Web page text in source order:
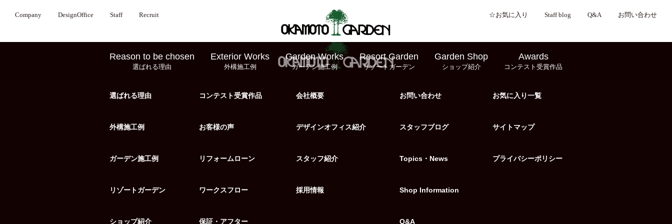
Company DesignOffice Staff Recruit ☆お気に入り Staff blog Q&A お問い合わせ
Reason to be chosen
選ばれる理由
Exterior Works
外構施工例
Garden Works
ガーデン施工例
Resort Garden
リゾートガーデン
Garden Shop
ショップ紹介
Awards
コンテスト受賞作品
選ばれる理由
外構施工例
ガーデン施工例
リゾートガーデン
ショップ紹介
コンテスト受賞作品
お客様の声
リフォームローン
ワークスフロー
保証・アフター
会社概要
デザインオフィス紹介
スタッフ紹介
採用情報
お問い合わせ
スタッフブログ
Topics・News
Shop Information
Q&A
お気に入り一覧
サイトマップ
プライバシーポリシー